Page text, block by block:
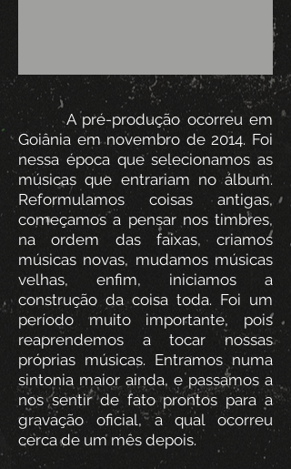
A pré-produção ocorreu em
Goiânia em novembro de 2014. Foi
nessa época que selecionamos as
músicas que entrariam no álbum.
Reformulamos coisas antigas,
começamos a pensar nos timbres,
na ordem das faixas, criamos
músicas novas, mudamos músicas
velhas, enfim, iniciamos a
construção da coisa toda. Foi um
período muito importante, pois
reaprendemos a tocar nossas
próprias músicas. Entramos numa
sintonia maior ainda, e passamos a
nos sentir de fato prontos para a
gravação oficial, a qual ocorreu
cerca de um mês depois.